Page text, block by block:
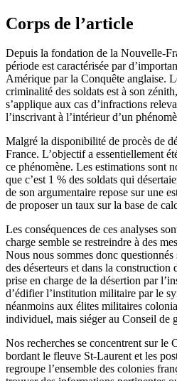
Corps de l’article
Depuis la fondation de la Nouvelle-
période est caractérisée par
Amérique par la Conquête anglaise.
criminalité des soldats est à son
s’applique aux cas d’infractions
l’inscrivant à l’intérieur d’un
Malgré la disponibilité de procès de
France. L’objectif a essentiellement
ce phénomène. Les estimations sont
que c’est 1 % des soldats qui
de son argumentaire repose sur une
de proposer un taux sur la base de
Les conséquences de ces analyses
charge semble se restreindre à des
Nous nous sommes donc
des déserteurs et dans la
prise en charge de la désertion par
d’édifier l’institution militaire par le
néanmoins aux élites militaires
individuel, mais siéger au Conseil de
Nos recherches se concentrent sur le
bordant le fleuve St-Laurent et les
regroupe l’ensemble des colonies